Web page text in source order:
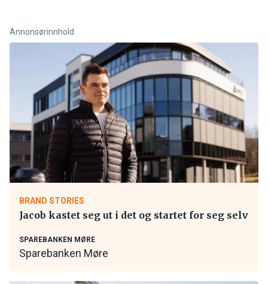
Annonsørinnhold
BRAND STORIES
Jacob kastet seg ut i det og startet for seg selv
SPAREBANKEN MØRE
Sparebanken Møre